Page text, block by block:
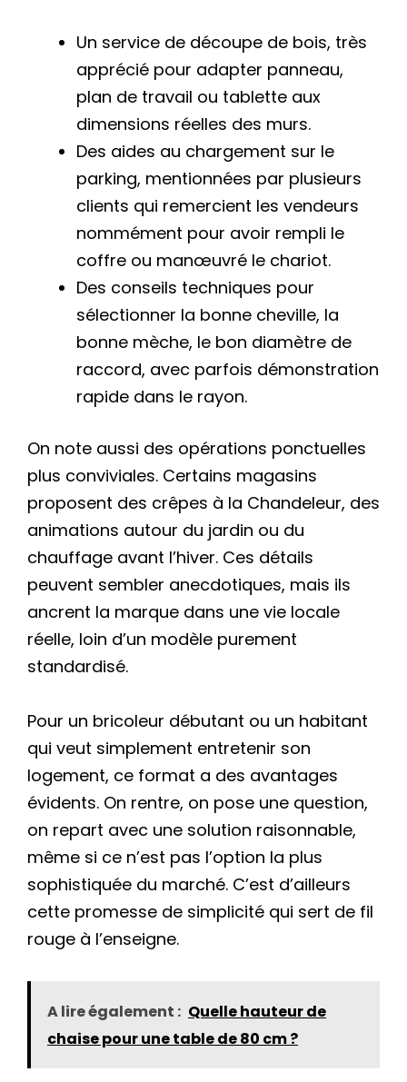
Un service de découpe de bois, très
apprécié pour adapter panneau,
plan de travail ou tablette aux
dimensions réelles des murs.
Des aides au chargement sur le
parking, mentionnées par plusieurs
clients qui remercient les vendeurs
nommément pour avoir rempli le
coffre ou manœuvré le chariot.
Des conseils techniques pour
sélectionner la bonne cheville, la
bonne mèche, le bon diamètre de
raccord, avec parfois démonstration
rapide dans le rayon.
On note aussi des opérations ponctuelles
plus conviviales. Certains magasins
proposent des crêpes à la Chandeleur, des
animations autour du jardin ou du
chauffage avant l’hiver. Ces détails
peuvent sembler anecdotiques, mais ils
ancrent la marque dans une vie locale
réelle, loin d’un modèle purement
standardisé.
Pour un bricoleur débutant ou un habitant
qui veut simplement entretenir son
logement, ce format a des avantages
évidents. On rentre, on pose une question,
on repart avec une solution raisonnable,
même si ce n’est pas l’option la plus
sophistiquée du marché. C’est d’ailleurs
cette promesse de simplicité qui sert de fil
rouge à l’enseigne.
A lire également : Quelle hauteur de
chaise pour une table de 80 cm ?